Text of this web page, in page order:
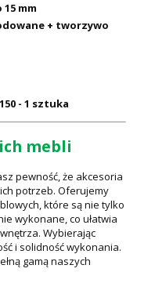
mm
+ tworzywo
- 1 sztuka
mebli
pewność, że akcesoria
potrzeb. Oferujemy
które są nie tylko
wykonane, co ułatwia
Wybierając
i solidność wykonania.
gamą naszych